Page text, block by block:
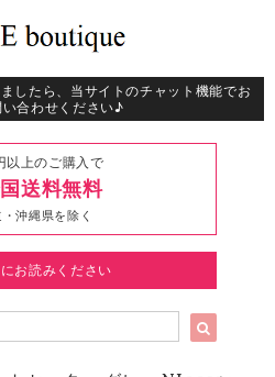
したら、当サイトのチャット機能でお
合わせください♪
上のご購入で
送料無料
沖縄県を除く
お読みください